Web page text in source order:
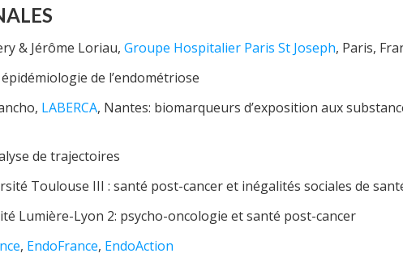
& Jérôme Loriau, Groupe Hospitalier Paris St Joseph, Paris,
de l’endométriose
LABERCA, Nantes: biomarqueurs d’exposition aux
de trajectoires
Toulouse III : santé post-cancer et inégalités sociales de
Lumière-Lyon 2: psycho-oncologie et santé post-cancer
, EndoFrance, EndoAction